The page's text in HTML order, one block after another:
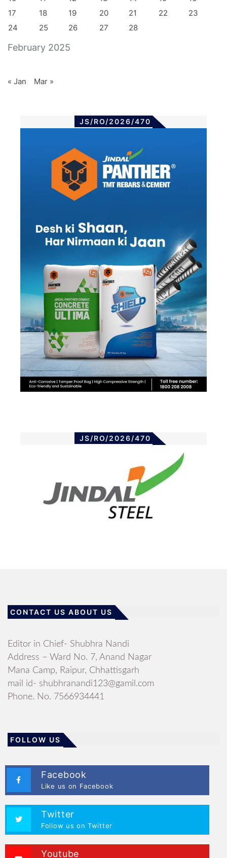
February 2025
17
18 19 20 21 22
23
24
25 26 27 28
« Jan Mar »
JS/RO/2026/470
JS/RO/2026/470
CONTACT US ABOUT US
Editor in Chief- Shubhra Nandi
Address – Ward No. 7, Anand Nagar
Mana Camp, Raipur, Chhattisgarh
mail id- shubhranandi123@gamil.com
Phone. No. 7566934441
FOLLOW US
Facebook
Like us on Facebook
Twitter
Follow us on Twitter
Youtube